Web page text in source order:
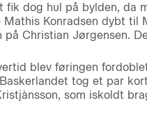
fik dog hul på bylden, da
Mathis Konradsen dybt til
på Christian Jørgensen.
blev føringen
tog et par
som iskoldt